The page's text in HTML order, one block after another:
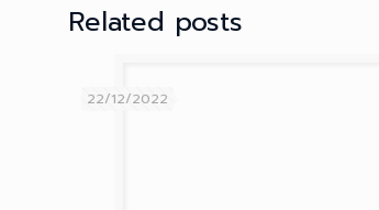
Related posts
22/12/2022